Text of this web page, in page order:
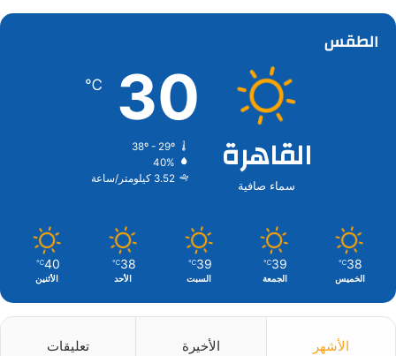
الطقس
القاهرة
سماء صافية
30
℃
38º - 29º
40%
3.52 كيلومتر/ساعة
38
℃
الخميس
39
℃
الجمعة
39
℃
السبت
38
℃
الأحد
40
℃
الأثنين
الأشهر الأخيرة تعليقات